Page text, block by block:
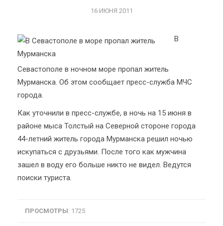
16 ИЮНЯ 2011
В
Севастополе в ночном море пропал житель
Мурманска. Об этом сообщает пресс-служба МЧС
города.
Как уточнили в пресс-службе, в ночь на 15 июня в
районе мыса Толстый на Северной стороне города
44-летний житель города Мурманска решил ночью
искупаться с друзьями. После того как мужчина
зашел в воду его больше никто не видел. Ведутся
поиски туриста.
ПРОСМОТРЫ: 1725